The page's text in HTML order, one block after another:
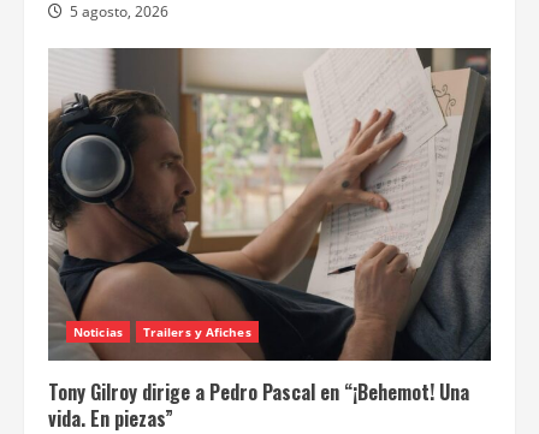
5 agosto, 2026
Noticias Trailers y Afiches
Tony Gilroy dirige a Pedro Pascal en “¡Behemot! Una
vida. En piezas”